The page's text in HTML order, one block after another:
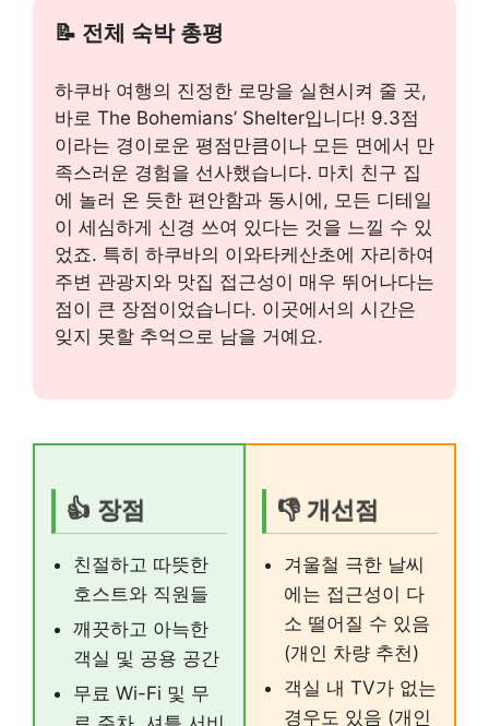
📝 전체 숙박 총평
하쿠바 여행의 진정한 로망을 실현시켜 줄 곳,
바로 The Bohemians’ Shelter입니다! 9.3점
이라는 경이로운 평점만큼이나 모든 면에서 만
족스러운 경험을 선사했습니다. 마치 친구 집
에 놀러 온 듯한 편안함과 동시에, 모든 디테일
이 세심하게 신경 쓰여 있다는 것을 느낄 수 있
었죠. 특히 하쿠바의 이와타케산초에 자리하여
주변 관광지와 맛집 접근성이 매우 뛰어나다는
점이 큰 장점이었습니다. 이곳에서의 시간은
잊지 못할 추억으로 남을 거예요.
👍 장점
친절하고 따뜻한
호스트와 직원들
깨끗하고 아늑한
객실 및 공용 공간
무료 Wi-Fi 및 무
👎 개선점
겨울철 극한 날씨
에는 접근성이 다
소 떨어질 수 있음
(개인 차량 추천)
객실 내 TV가 없는
경우도 있음 (개인